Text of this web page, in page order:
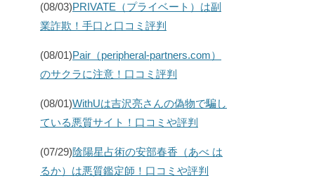
(08/03)PRIVATE（プライベート）は副
業詐欺！手口と口コミ評判
(08/01)Pair（peripheral-partners.com）
のサクラに注意！口コミ評判
(08/01)WithUは吉沢亮さんの偽物で騙し
ている悪質サイト！口コミや評判
(07/29)陰陽星占術の安部春香（あべ は
るか）は悪質鑑定師！口コミや評判